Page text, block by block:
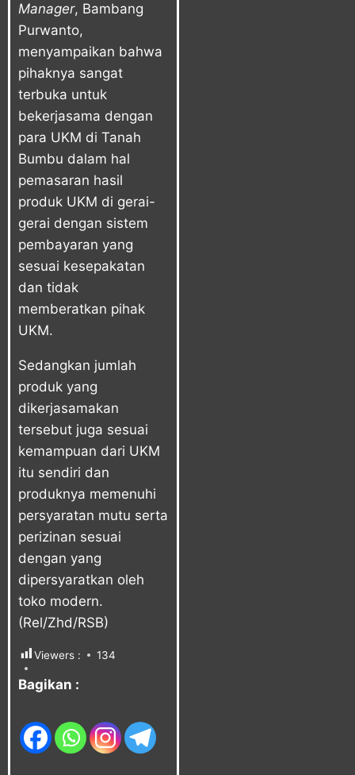
Manager, Bambang
Purwanto,
menyampaikan bahwa
pihaknya sangat
terbuka untuk
bekerjasama dengan
para UKM di Tanah
Bumbu dalam hal
pemasaran hasil
produk UKM di gerai-
gerai dengan sistem
pembayaran yang
sesuai kesepakatan
dan tidak
memberatkan pihak
UKM.
Sedangkan jumlah
produk yang
dikerjasamakan
tersebut juga sesuai
kemampuan dari UKM
itu sendiri dan
produknya memenuhi
persyaratan mutu serta
perizinan sesuai
dengan yang
dipersyaratkan oleh
toko modern.
(Rel/Zhd/RSB)
Viewers : 134
Bagikan :